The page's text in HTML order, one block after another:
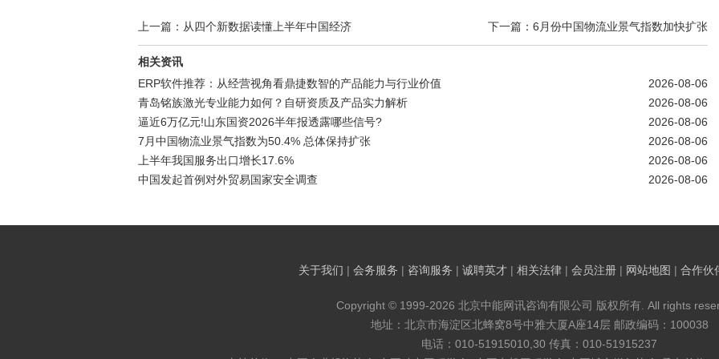
上一篇：从四个新数据读懂上半年中国经济 下一篇：6月份中国物流业景气指数加快扩张
相关资讯
2026-08-06
ERP软件推荐：从经营视角看鼎捷数智的产品能力与行业价值
2026-08-06
青岛铭族激光专业能力如何？自研资质及产品实力解析
2026-08-06
逼近6万亿元!山东国资2026半年报透露哪些信号?
2026-08-06
7月中国物流业景气指数为50.4% 总体保持扩张
2026-08-06
上半年我国服务出口增长17.6%
2026-08-06
中国发起首例对外贸易国家安全调查
关于我们 | 会务服务 | 咨询服务 | 诚聘英才 | 相关法律 | 会员注册 | 网站地图 | 合作伙
Copyright © 1999-2026 北京中能网讯咨询有限公司 版权所有. All rights
地址：北京市海淀区北蜂窝8号中雅大厦A座14层 邮政编码：100038
电话：010-51915010,30 传真：010-51915237